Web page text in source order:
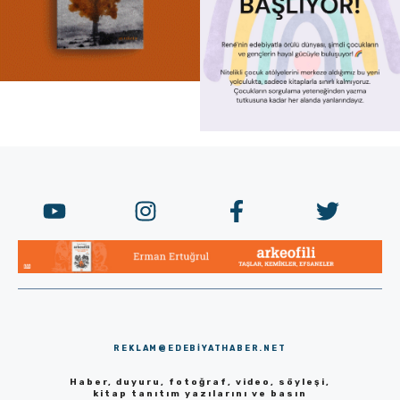
REKLAM@EDEBIYATHABER.NET
Haber, duyuru, fotoğraf, video, söyleşi,
kitap tanıtım yazılarını ve basın